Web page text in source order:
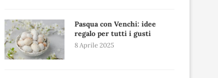
Pasqua con Venchi: idee
regalo per tutti i gusti
8 Aprile 2025